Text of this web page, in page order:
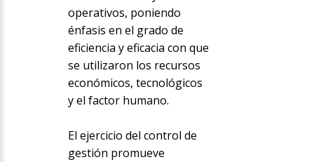
operativos, poniendo
énfasis en el grado de
eficiencia y eficacia con que
se utilizaron los recursos
económicos, tecnológicos
y el factor humano.
El ejercicio del control de
gestión promueve